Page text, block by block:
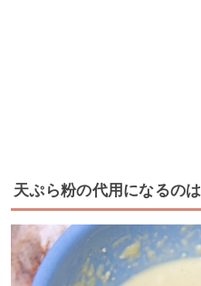
天ぷら粉の代用になるの